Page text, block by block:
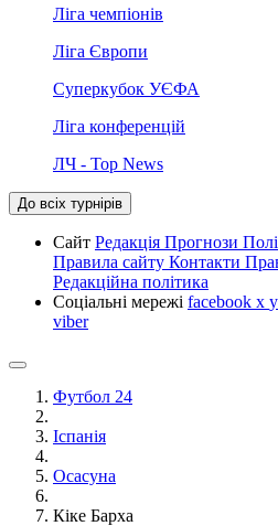
Ліга чемпіонів
Ліга Європи
Суперкубок УЄФА
Ліга конференцій
ЛЧ - Top News
До всіх турнірів
Сайт Редакція Прогнози
Правила сайту Контакти
Редакційна політика
Соціальні мережі facebook x
viber
Футбол 24
Іспанія
Осасуна
Кіке Барха